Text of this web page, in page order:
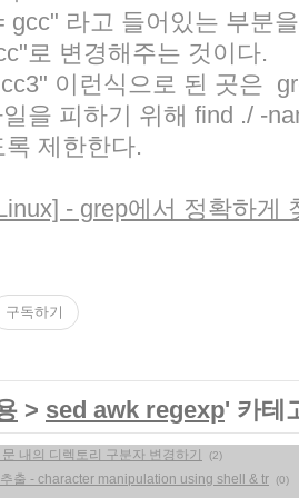
gcc" 라고 들어있는 부분
로 변경해주는 것이다.
이런식으로 된 곳은
을 피하기 위해 find ./ -
제한한다.
- grep에서 정확하게
구독하기
> sed awk regexp' 카테
내의 디렉토리 구분자 변경하기 (2)
출 - character manipulation using shell & tr (0)